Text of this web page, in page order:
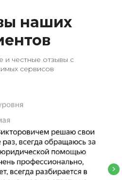
наших
и честные отзывы с
сервисов